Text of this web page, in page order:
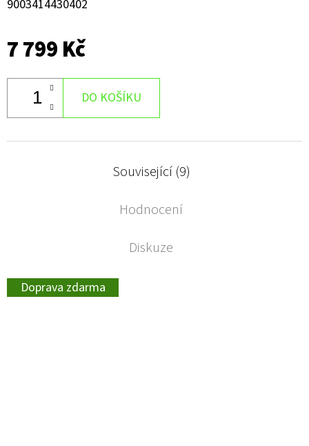
9003414430402
7 799 Kč
DO KOŠÍKU
Související (9)
Hodnocení
Diskuze
Doprava zdarma